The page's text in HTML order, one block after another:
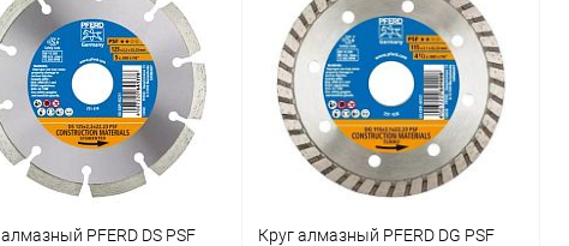
PFERD DS PSF
Круг алмазный PFERD DG PSF